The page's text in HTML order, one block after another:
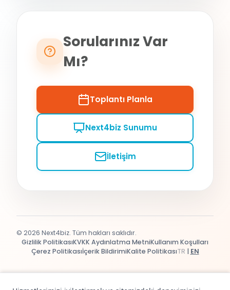
Sorularınız Var
Mı?
Toplantı Planla
Next4biz Sunumu
İletişim
© 2026 Next4biz. Tüm hakları saklıdır.
Gizlilik PolitikasıKVKK Aydınlatma MetniKullanım Koşulları
Çerez Politikasıİçerik BildirimiKalite PolitikasıTR | EN